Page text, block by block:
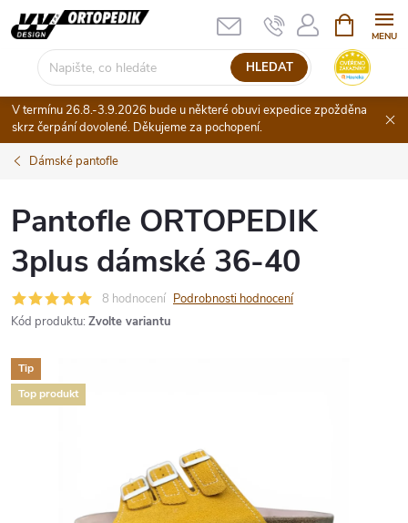
Přejít
na
HLEDAT
NÁKUPNÍ
KOŠÍK
V termínu 26.8.-3.9.2026 bude u některé obuvi expedice zpožděna
skrz čerpání dovolené. Děkujeme za pochopení.
Dámské pantofle
Pantofle ORTOPEDIK
3plus dámské 36-40
8 hodnocení Podrobnosti hodnocení
Kód produktu: Zvolte variantu
Tip
Top produkt